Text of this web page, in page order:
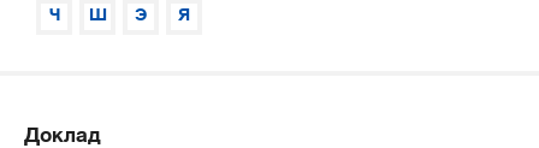
Ч Ш Э Я
Доклад